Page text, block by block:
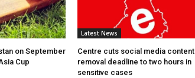
on September
Cup
Latest News
Centre cuts social media content
removal deadline to two hours in
sensitive cases